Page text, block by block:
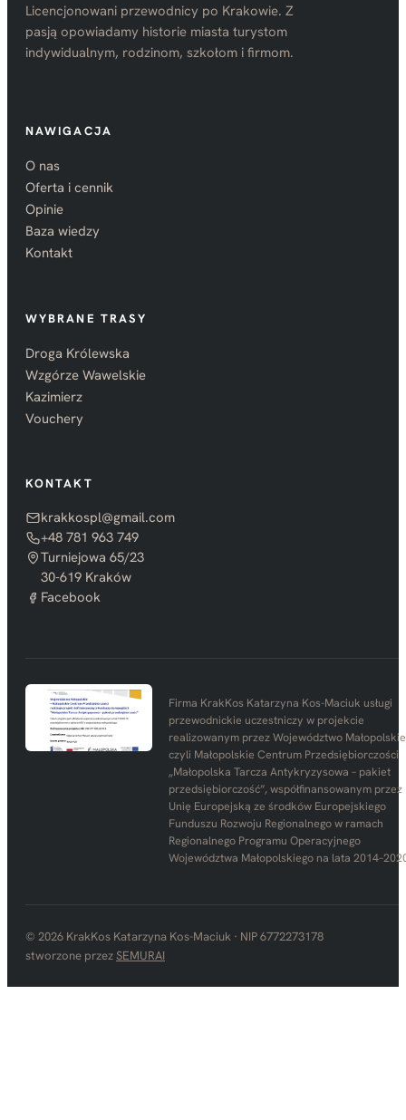
Licencjonowani przewodnicy po Krakowie. Z
pasją opowiadamy historie miasta turystom
indywidualnym, rodzinom, szkołom i firmom.
NAWIGACJA
O nas
Oferta i cennik
Opinie
Baza wiedzy
Kontakt
WYBRANE TRASY
Droga Królewska
Wzgórze Wawelskie
Kazimierz
Vouchery
KONTAKT
krakkospl@gmail.com
+48 781 963 749
Turniejowa 65/23
30-619 Kraków
Facebook
Firma KrakKos Katarzyna Kos-Maciuk usługi
przewodnickie uczestniczy w projekcie
realizowanym przez Województwo
czyli Małopolskie Centrum Przedsiębiorczości
„Małopolska Tarcza Antykryzysowa – pakiet
przedsiębiorczość”, współfinansowanym przez
Unię Europejską ze środków Europejskiego
Funduszu Rozwoju Regionalnego w ramach
Regionalnego Programu Operacyjnego
Województwa Małopolskiego na lata
© 2026 KrakKos Katarzyna Kos-Maciuk · NIP 6772273178
stworzone przezSEMURAI